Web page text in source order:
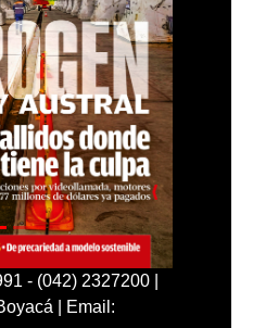
- (042) 2327200 |
| Email: